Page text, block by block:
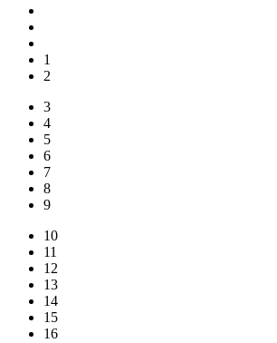
1
2
3
4
5
6
7
8
9
10
11
12
13
14
15
16